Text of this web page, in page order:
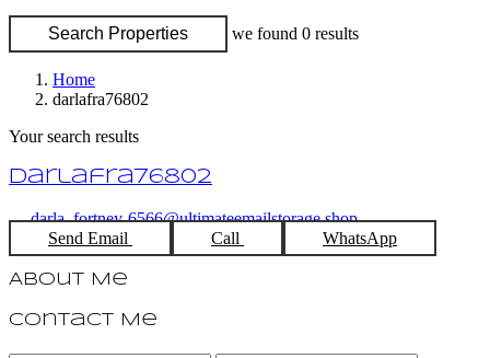
Search Properties we found 0 results
Home
darlafra76802
Your search results
darlafra76802
darla_fortney-6566@ultimateemailstorage.shop
Send Email
Call WhatsApp
About Me
Contact Me